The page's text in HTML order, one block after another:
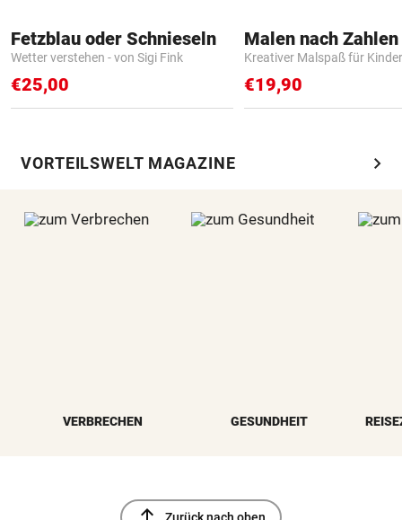
Fetzblau oder Schnieseln
Wetter verstehen - von Sigi Fink
€25,00
Kreativer Malspaß für Kinder
€19,90
VORTEILSWELT MAGAZINE chevron_right
VERBRECHEN GESUNDHEIT
Zurück nach oben